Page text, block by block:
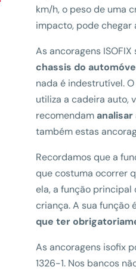
km/h, o peso de uma
impacto, pode chegar
As ancoragens
chassis do
nada é indestrutível.
utiliza a cadeira auto,
recomendam
também estas
Recordamos que a
que costuma ocorrer
ela, a função principal
criança. A sua
que ter
As ancoragens isofix
1326-1. Nos bancos